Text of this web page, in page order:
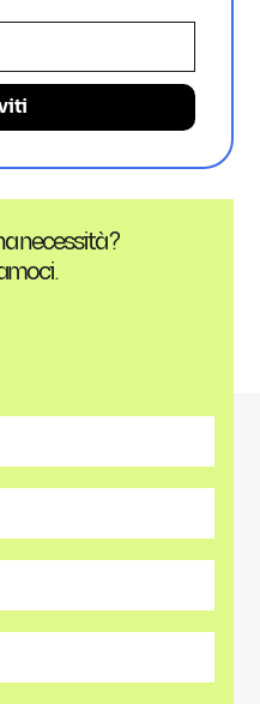
necessità ?